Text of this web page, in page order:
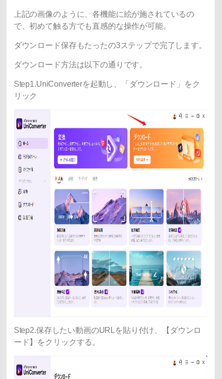
上記の画像のように、各機能に絵が施されているの
で、初めて触る方でも直感的な操作が可能。
ダウンロード保存もたったの3ステップで完了します。
ダウンロード方法は以下の通りです。
Step1.UniConverterを起動し、「ダウンロード」をク
リック
Step2.保存したい動画のURLを貼り付け、【ダウンロ
ード】をクリックする。